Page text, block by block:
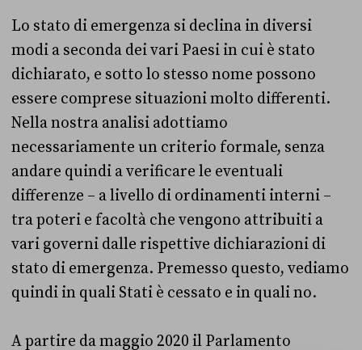
Lo stato di emergenza si declina in diversi
modi a seconda dei vari Paesi in cui è stato
dichiarato, e sotto lo stesso nome possono
essere comprese situazioni molto differenti.
Nella nostra analisi adottiamo
necessariamente un criterio formale, senza
andare quindi a verificare le eventuali
differenze – a livello di ordinamenti interni –
tra poteri e facoltà che vengono attribuiti a
vari governi dalle rispettive dichiarazioni di
stato di emergenza. Premesso questo, vediamo
quindi in quali Stati è cessato e in quali no.
A partire da maggio 2020 il Parlamento